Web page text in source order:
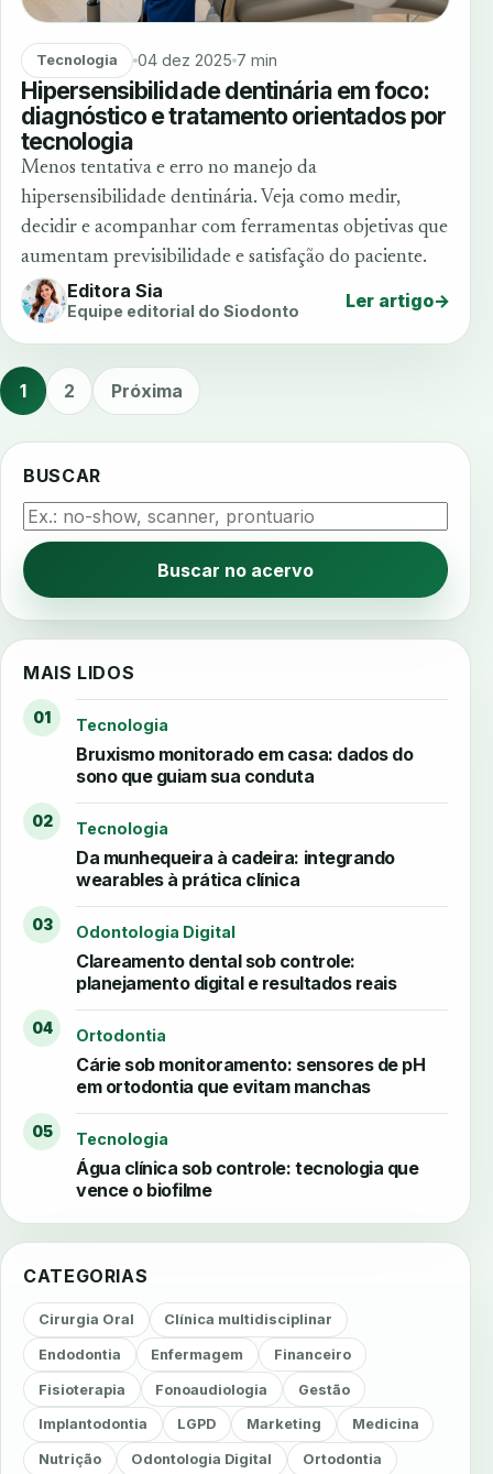
Tecnologia 04 dez 2025 7 min
Hipersensibilidade dentinária em foco:
diagnóstico e tratamento orientados por
tecnologia
Menos tentativa e erro no manejo da
hipersensibilidade dentinária. Veja como medir,
decidir e acompanhar com ferramentas objetivas que
aumentam previsibilidade e satisfação do paciente.
Editora Sia
Equipe editorial do Siodonto Ler artigo→
1 2 Próxima
BUSCAR
Buscar no acervo
MAIS LIDOS
01 Tecnologia
Bruxismo monitorado em casa: dados do
sono que guiam sua conduta
02 Tecnologia
Da munhequeira à cadeira: integrando
wearables à prática clínica
03 Odontologia Digital
Clareamento dental sob controle:
planejamento digital e resultados reais
04 Ortodontia
Cárie sob monitoramento: sensores de pH
em ortodontia que evitam manchas
05 Tecnologia
Água clínica sob controle: tecnologia que
vence o biofilme
CATEGORIAS
Cirurgia Oral Clínica multidisciplinar
Endodontia Enfermagem Financeiro
Fisioterapia Fonoaudiologia Gestão
Implantodontia LGPD Marketing Medicina
Nutrição Odontologia Digital Ortodontia